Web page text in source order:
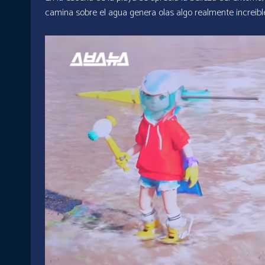
camina sobre el agua genera olas algo realmente